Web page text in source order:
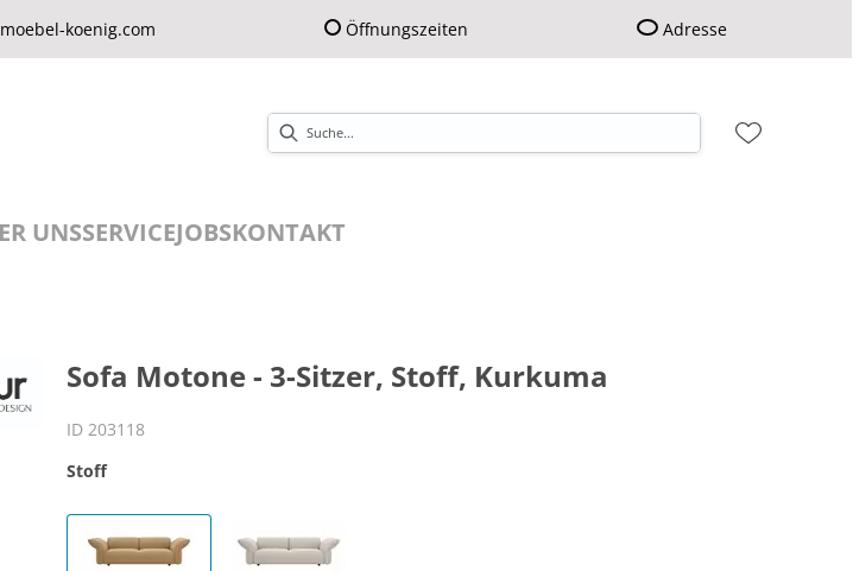
koenig.com Öffnungszeiten Adresse
UNSSERVICEJOBSKONTAKT
Sofa Motone - 3-Sitzer, Stoff, Kurkuma
ID 203118
Stoff